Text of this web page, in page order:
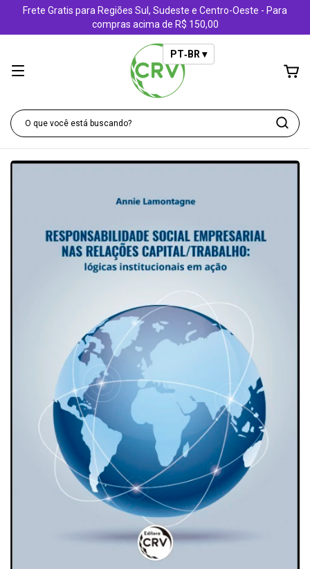
Frete Gratis para Regiões Sul, Sudeste e Centro-Oeste - Para
compras acima de R$ 150,00
PT‑BR ▾